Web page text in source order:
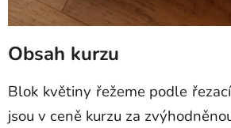
Obsah kurzu
Blok květiny řežeme podle
jsou v ceně kurzu za